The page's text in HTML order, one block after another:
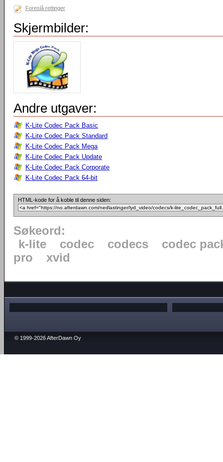
Foreslå rettinger
Skjermbilder:
Andre utgaver:
K-Lite Codec Pack Basic
K-Lite Codec Pack Standard
K-Lite Codec Pack Mega
K-Lite Codec Pack Update
K-Lite Codec Pack Corporate
K-Lite Codec Pack 64-bit
HTML-kode for å koble til denne siden:
Søkeord:
k-lite
codec codecs
codec
pro
xvid
© 1999-2026 AfterDawn Oy